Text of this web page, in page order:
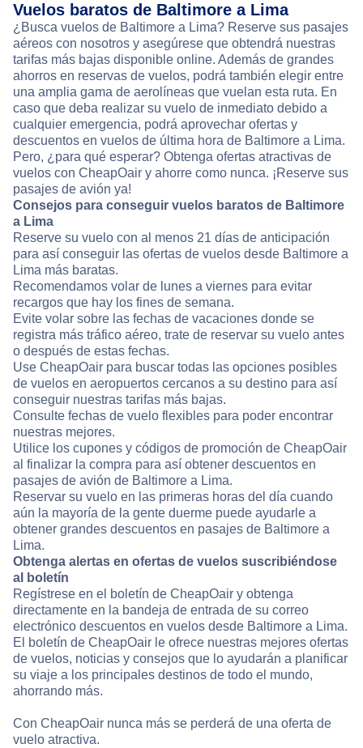
Vuelos baratos de Baltimore a Lima
¿Busca vuelos de Baltimore a Lima? Reserve sus pasajes
aéreos con nosotros y asegúrese que obtendrá nuestras
tarifas más bajas disponible online. Además de grandes
ahorros en reservas de vuelos, podrá también elegir entre
una amplia gama de aerolíneas que vuelan esta ruta. En
caso que deba realizar su vuelo de inmediato debido a
cualquier emergencia, podrá aprovechar ofertas y
descuentos en vuelos de última hora de Baltimore a Lima.
Pero, ¿para qué esperar? Obtenga ofertas atractivas de
vuelos con CheapOair y ahorre como nunca. ¡Reserve sus
pasajes de avión ya!
Consejos para conseguir vuelos baratos de Baltimore
a Lima
Reserve su vuelo con al menos 21 días de anticipación
para así conseguir las ofertas de vuelos desde Baltimore a
Lima más baratas.
Recomendamos volar de lunes a viernes para evitar
recargos que hay los fines de semana.
Evite volar sobre las fechas de vacaciones donde se
registra más tráfico aéreo, trate de reservar su vuelo antes
o después de estas fechas.
Use CheapOair para buscar todas las opciones posibles
de vuelos en aeropuertos cercanos a su destino para así
conseguir nuestras tarifas más bajas.
Consulte fechas de vuelo flexibles para poder encontrar
nuestras mejores.
Utilice los cupones y códigos de promoción de CheapOair
al finalizar la compra para así obtener descuentos en
pasajes de avión de Baltimore a Lima.
Reservar su vuelo en las primeras horas del día cuando
aún la mayoría de la gente duerme puede ayudarle a
obtener grandes descuentos en pasajes de Baltimore a
Lima.
Obtenga alertas en ofertas de vuelos suscribiéndose
al boletín
Regístrese en el boletín de CheapOair y obtenga
directamente en la bandeja de entrada de su correo
electrónico descuentos en vuelos desde Baltimore a Lima.
El boletín de CheapOair le ofrece nuestras mejores ofertas
de vuelos, noticias y consejos que lo ayudarán a planificar
su viaje a los principales destinos de todo el mundo,
ahorrando más.
Con CheapOair nunca más se perderá de una oferta de
vuelo atractiva.